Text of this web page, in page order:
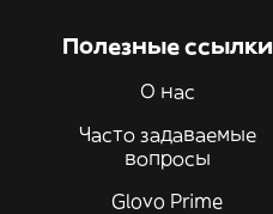
Полезные ссылки
О нас
Часто задаваемые
вопросы
Glovo Prime